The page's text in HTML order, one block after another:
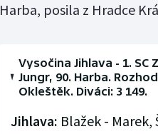
Harba, posila z Hradce
Vysočina Jihlava - 1. SC
Jungr, 90. Harba.
Okleštěk. Diváci: 3 149.
Jihlava: Blažek -